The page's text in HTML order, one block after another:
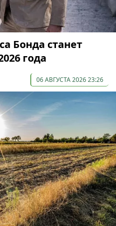
Бонда станет
года
06 АВГУСТА 2026 23:26